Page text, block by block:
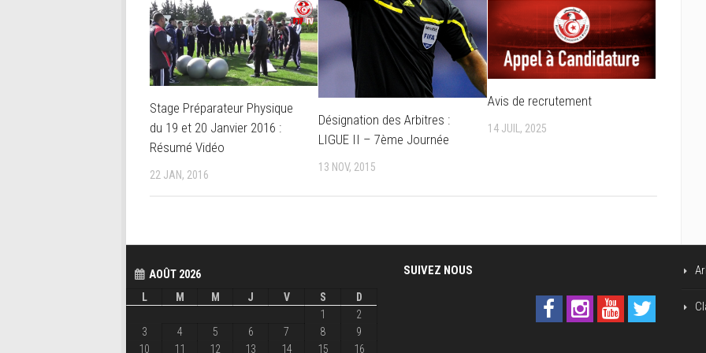
Stage Préparateur Physique
du 19 et 20 Janvier 2016 :
Résumé Vidéo
22 JAN, 2016
Désignation des Arbitres :
LIGUE II – 7ème Journée
13 NOV, 2015
Avis de recrutement
14 JUIL, 2025
AOÛT 2026
L
M M J V S
D
1
2
3
4 5 6 7 8
9
10
11 12 13 14 15 16
SUIVEZ NOUS